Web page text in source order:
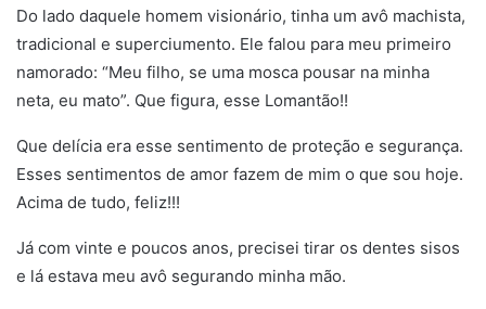
Do lado daquele homem visionário, tinha um avô machista,
tradicional e superciumento. Ele falou para meu primeiro
namorado: “Meu filho, se uma mosca pousar na minha
neta, eu mato”. Que figura, esse Lomantão!!
Que delícia era esse sentimento de proteção e segurança.
Esses sentimentos de amor fazem de mim o que sou hoje.
Acima de tudo, feliz!!!
Já com vinte e poucos anos, precisei tirar os dentes sisos
e lá estava meu avô segurando minha mão.